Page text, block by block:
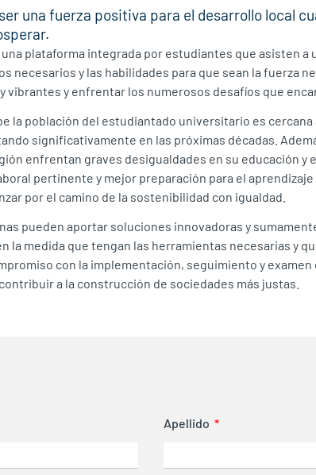
una fuerza positiva para el desarrollo local
una plataforma integrada por estudiantes que asisten
necesarios y las habilidades para que sean la fuerza
vibrantes y enfrentar los numerosos desafíos que
la población del estudiantado universitario es
significativamente en las próximas décadas.
enfrentan graves desigualdades en su educación y
pertinente y mejor preparación para el
por el camino de la sostenibilidad con igualdad.
pueden aportar soluciones innovadoras y
la medida que tengan las herramientas necesarias y
con la implementación, seguimiento y
a la construcción de sociedades más justas.
Apellido